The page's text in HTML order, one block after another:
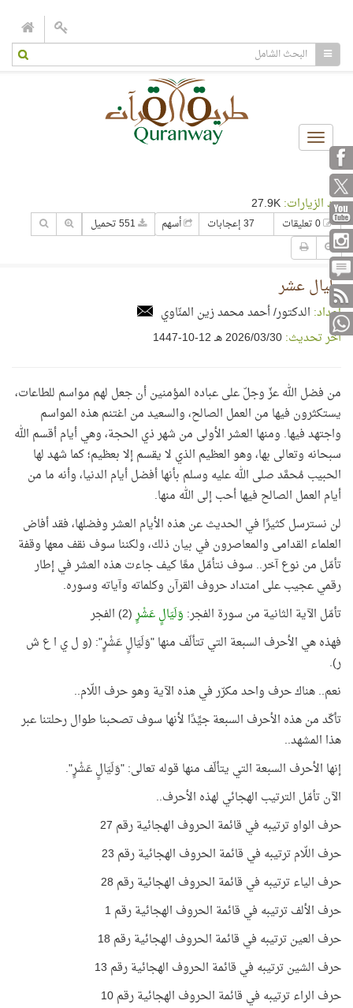
Toggle
navigation
عدد الزيارات:
37 إعجابات أسهم
وليال عشر
إعداد: الدكتور/ أحمد محمد زين المنّاوي
آخر تحديث:30‏/03‏/2026 هـ 12-10-1447
من فضل الله عزّ وجلّ على عباده المؤمنين أن جعل لهم مواسم للطاعات،
يستكثرون فيها من العمل الصالح، والسعيد من اغتنم هذه المواسم
واجتهد فيها. ومنها العشر الأولى من شهر ذي الحجة، وهي أيام أقسم الله
سبحانه وتعالى بها، وهو العظيم الذي لا يقسم إلا بعظيم؛ كما شهد لها
الحبيب مُحمَّد صلى الله عليه وسلم بأنها أفضل أيام الدنيا، وأنه ما من
أيام العمل الصالح فيها أحب إلى الله منها.
لن نسترسل كثيرًا في الحديث عن هذه الأيام العشر وفضلها، فقد أفاض
العلماء القدامى والمعاصرون في بيان ذلك، ولكننا سوف نقف معها وقفة
تأمّل من نوع آخر.. سوف نتأمّل معًا كيف جاءت هذه العشر في إطار
رقمي عجيب على امتداد حروف القرآن وكلماته وآياته وسوره.
تأمّل الآية الثانية من سورة الفجر: وَلَيَالٍ عَشْرٍ(2) الفجر
فهذه هي الأحرف السبعة التي تتألّف منها "وَلَيَالٍ عَشْرٍ": (و ل ي ا ع ش
ر).
نعم.. هناك حرف واحد مكرّر في هذه الآية وهو حرف اللّام..
تأكّد من هذه الأحرف السبعة جيِّدًا لأنها سوف تصحبنا طوال رحلتنا عبر
هذا المشهد..
إنها الأحرف السبعة التي يتألّف منها قوله تعالى: "وَلَيَالٍ عَشْرٍ".
الآن تأمّل الترتيب الهجائي لهذه الأحرف..
حرف الواو ترتيبه في قائمة الحروف الهجائية رقم 27
حرف اللّام ترتيبه في قائمة الحروف الهجائية رقم 23
حرف الياء ترتيبه في قائمة الحروف الهجائية رقم 28
حرف الألف ترتيبه في قائمة الحروف الهجائية رقم 1
حرف العين ترتيبه في قائمة الحروف الهجائية رقم 18
حرف الشين ترتيبه في قائمة الحروف الهجائية رقم 13
حرف الراء ترتيبه في قائمة الحروف الهجائية رقم 10